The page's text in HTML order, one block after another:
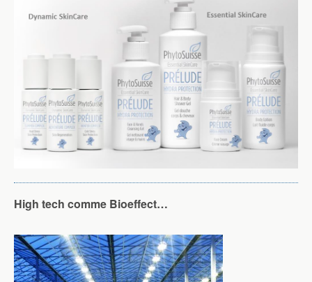
High tech comme Bioeffect…